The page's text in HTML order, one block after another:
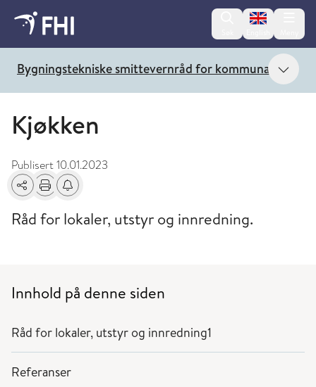
Change
Bygningstekniske smittevernråd for kommunale Vis
Kjøkken
Publisert10.01.2023
Del Skriv utFå varsel om endringer
Råd for lokaler, utstyr og innredning.
Innhold på denne siden
Råd for lokaler, utstyr og innredning1
Referanser